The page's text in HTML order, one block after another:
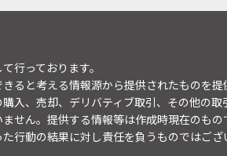
行っております。
ると考える情報源から提供されたものを
入、売却、デリバティブ取引、その他の
せん。提供する情報等は作成時現在のも
行動の結果に対し責任を負うものではご